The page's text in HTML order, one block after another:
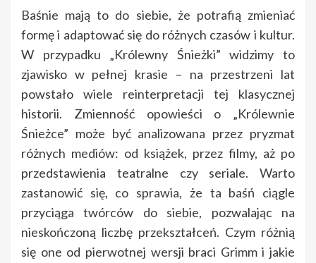
Baśnie mają to do siebie, że potrafią zmieniać
formę i adaptować się do różnych czasów i kultur.
W przypadku „Królewny Śnieżki” widzimy to
zjawisko w pełnej krasie – na przestrzeni lat
powstało wiele reinterpretacji tej klasycznej
historii. Zmienność opowieści o „Królewnie
Śnieżce” może być analizowana przez pryzmat
różnych mediów: od książek, przez filmy, aż po
przedstawienia teatralne czy seriale. Warto
zastanowić się, co sprawia, że ta baśń ciągle
przyciąga twórców do siebie, pozwalając na
nieskończoną liczbę przekształceń. Czym różnią
się one od pierwotnej wersji braci Grimm i jakie